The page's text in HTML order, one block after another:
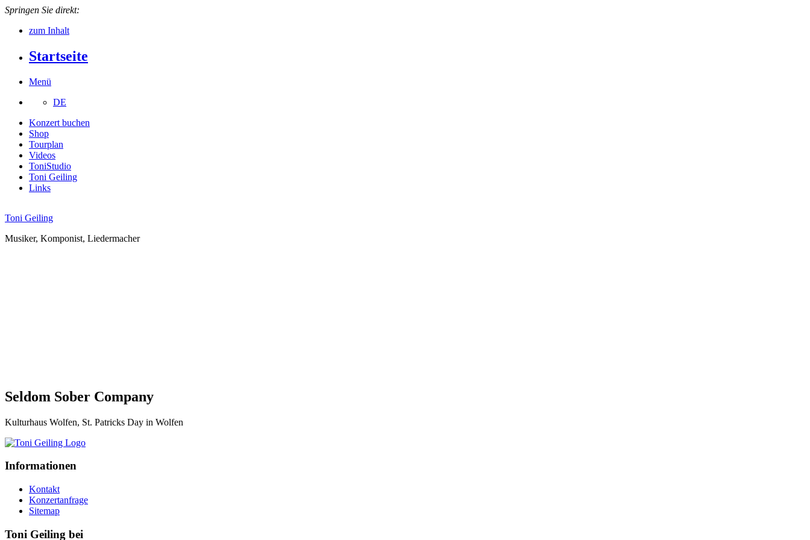
Springen Sie direkt:
zum Inhalt
Startseite
Menü
DE
Konzert buchen
Shop
Tourplan
Videos
ToniStudio
Toni Geiling
Links
Toni Geiling
Musiker, Komponist, Liedermacher
Seldom Sober Company
Kulturhaus Wolfen, St. Patricks Day in Wolfen
Informationen
Kontakt
Konzertanfrage
Sitemap
Toni Geiling bei